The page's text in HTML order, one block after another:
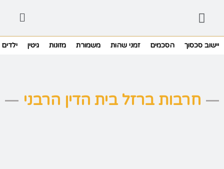
יישוב סכסוך הסכמים זמני שהות משמורת מזונות גיטין ילדים
חרבות ברזל בית הדין הרבני